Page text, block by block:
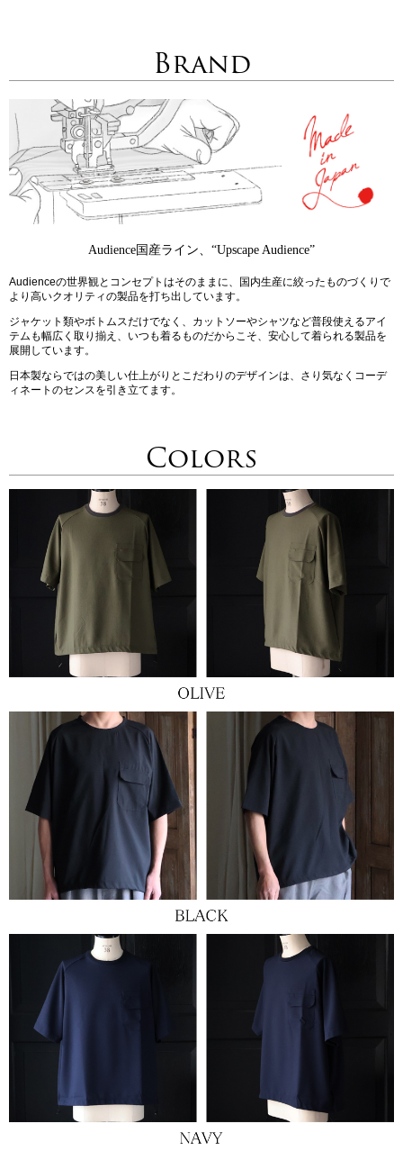
Brand
Audience国産ライン、“Upscape Audience”
Audienceの世界観とコンセプトはそのままに、国内生産に絞ったものづくりで
より高いクオリティの製品を打ち出しています。
ジャケット類やボトムスだけでなく、カットソーやシャツなど普段使えるアイ
テムも幅広く取り揃え、いつも着るものだからこそ、安心して着られる製品を
展開しています。
日本製ならではの美しい仕上がりとこだわりのデザインは、さり気なくコーデ
ィネートのセンスを引き立てます。
Colors